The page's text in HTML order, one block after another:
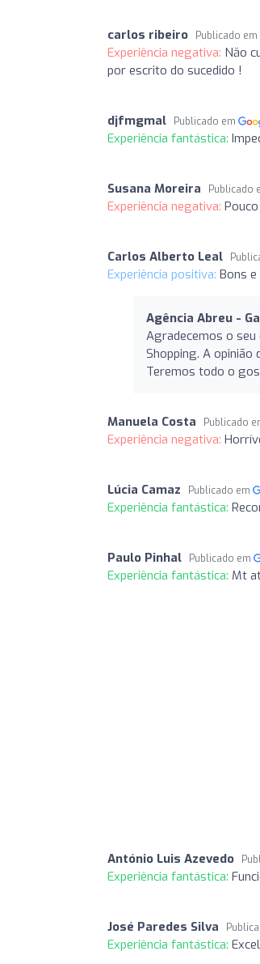
carlos ribeiro Publicado em
Experiência negativa: Năo
por escrito do sucedido !
djfmgmal Publicado em
Experiência fantástica:
Susana Moreira Publicado
Experiência negativa:
Carlos Alberto Leal
Experiência positiva: Bons e
Agência Abreu -
Agradecemos o seu
Shopping. A
Teremos todo o
Manuela Costa Publicado
Experiência negativa:
Lúcia Camaz Publicado em
Experiência fantástica:
Paulo Pinhal Publicado em
Experiência fantástica: Mt
António Luis Azevedo
Experiência fantástica:
José Paredes Silva
Experiência fantástica: